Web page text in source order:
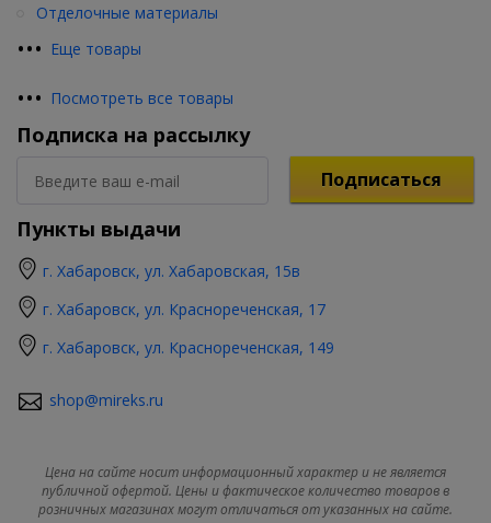
••• Еще товары
Отделочные материалы
••• Посмотреть все товары
Подписка на рассылку
Подписаться
Пункты выдачи
г. Хабаровск, ул. Хабаровская, 15в
г. Хабаровск, ул. Краснореченская, 17
г. Хабаровск, ул. Краснореченская, 149
shop@mireks.ru
Цена на сайте носит информационный характер и не является
публичной офертой. Цены и фактическое количество товаров в
розничных магазинах могут отличаться от указанных на сайте.